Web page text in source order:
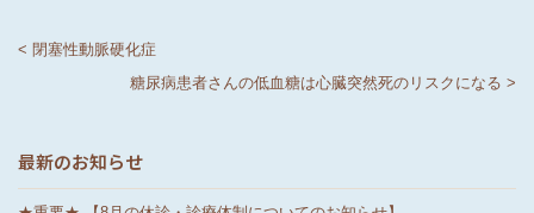
< 閉塞性動脈硬化症
糖尿病患者さんの低血糖は心臓突然死のリスクになる >
最新のお知らせ